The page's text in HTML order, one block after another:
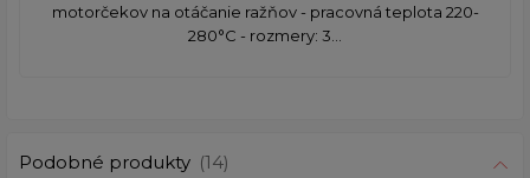
motorčekov na otáčanie ražňov - pracovná teplota 220-
280°C - rozmery: 3...
Podobné produkty (14)